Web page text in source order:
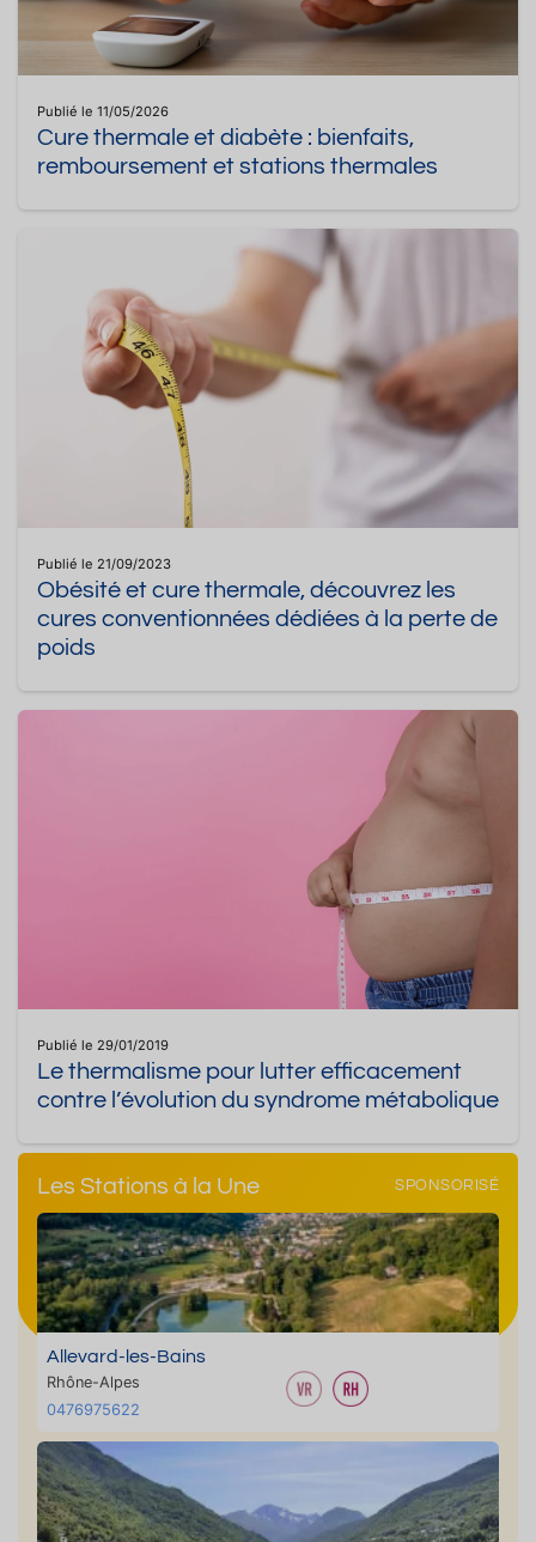
Publié le 11/05/2026
Cure thermale et diabète : bienfaits,
remboursement et stations thermales
Publié le 21/09/2023
Obésité et cure thermale, découvrez les
cures conventionnées dédiées à la perte de
poids
Publié le 29/01/2019
Le thermalisme pour lutter efficacement
contre l’évolution du syndrome métabolique
Les Stations à la Une SPONSORISÉ
Allevard-les-Bains
Rhône-Alpes
0476975622